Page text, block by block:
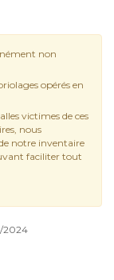
non
opérés en
victimes de ces
nous
notre inventaire
faciliter tout
2024